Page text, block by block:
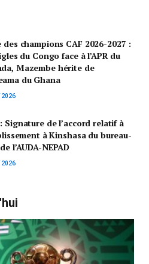
des champions CAF 2026-2027 :
du Congo face à l’APR du
Mazembe hérite de
du Ghana
2026
Signature de l’accord relatif à
à Kinshasa du bureau-
l’AUDA-NEPAD
2026